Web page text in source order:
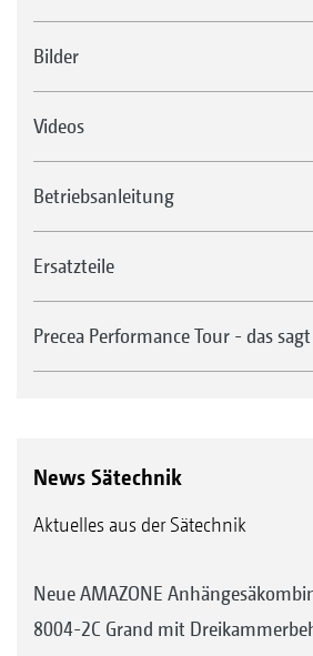
Bilder
Videos
Betriebsanleitung
Ersatzteile
Precea Performance Tour - das
News Sätechnik
Aktuelles aus der Sätechnik
Neue AMAZONE
8004-2C Grand mit